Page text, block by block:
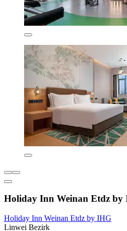
Holiday Inn Weinan Etdz by
Holiday Inn Weinan Etdz by IHG
Linwei Bezirk